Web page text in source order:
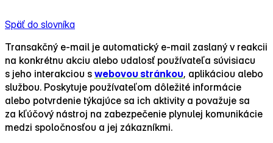
Späť do slovníka
Transakčný e‑mail je automatický e‑mail zaslaný v reakcii
na konkrétnu akciu alebo udalosť používateľa súvisiacu
s jeho interakciou s webovou stránkou, aplikáciou alebo
službou. Poskytuje používateľom dôležité informácie
alebo potvrdenie týkajúce sa ich aktivity a považuje sa
za kľúčový nástroj na zabezpečenie plynulej komunikácie
medzi spoločnosťou a jej zákazníkmi.